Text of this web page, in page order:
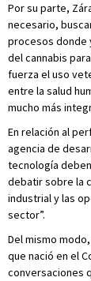
Por su parte,
necesario,
procesos donde
del cannabis
fuerza el uso
entre la salud
mucho más
En relación al
agencia de
tecnología
debatir sobre la
industrial y las
sector”.
Del mismo
que nació en el
conversaciones